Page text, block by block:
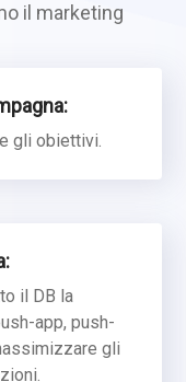
il marketing
gli obiettivi.
il DB la
app, push-
gli